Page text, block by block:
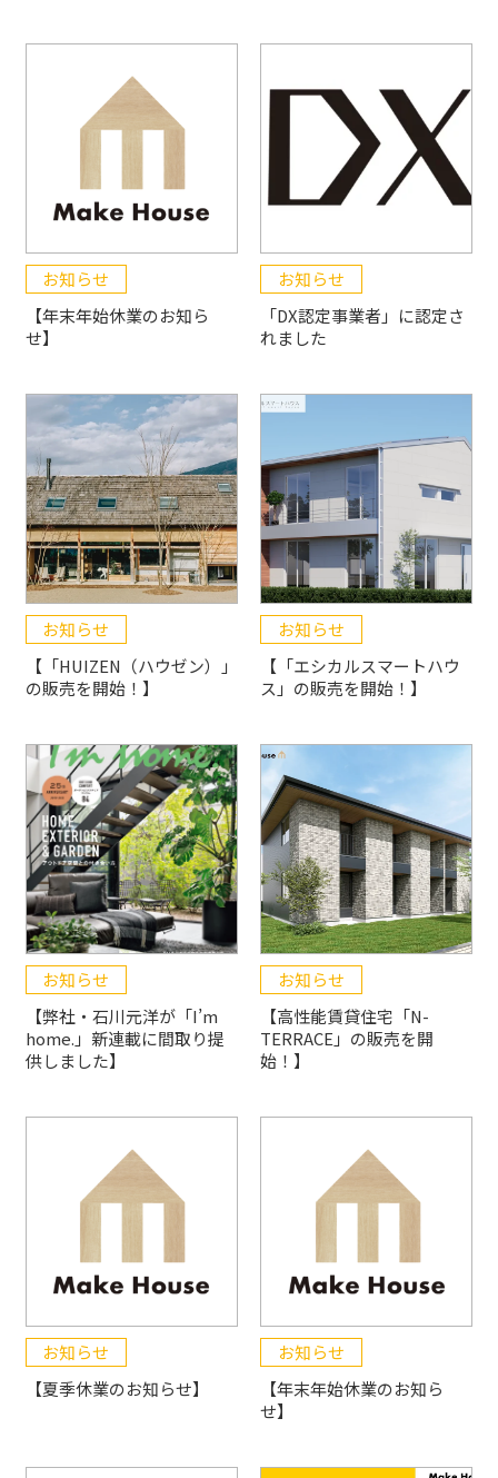
お知らせ
【年末年始休業のお知ら
せ】
お知らせ
「DX認定事業者」に認定さ
れました
お知らせ
【「HUIZEN（ハウゼン）」
の販売を開始！】
お知らせ
【「エシカルスマートハウ
ス」の販売を開始！】
お知らせ
【弊社・石川元洋が「I’m
home.」新連載に間取り提
供しました】
お知らせ
【高性能賃貸住宅「N-
TERRACE」の販売を開
始！】
お知らせ
【夏季休業のお知らせ】
お知らせ
【年末年始休業のお知ら
せ】